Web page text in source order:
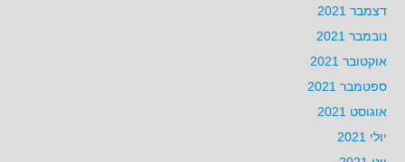
דצמבר 2021
נובמבר 2021
אוקטובר 2021
ספטמבר 2021
אוגוסט 2021
יולי 2021